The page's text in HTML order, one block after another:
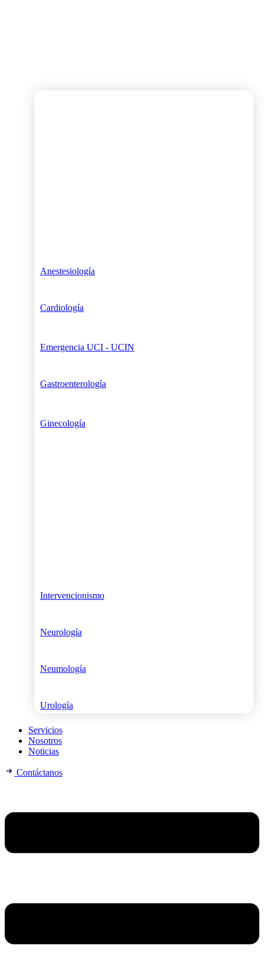
Anestesiología
Cardiología
Emergencia UCI - UCIN
Gastroenterología
Ginecología
Intervencionismo
Neurología
Neumología
Urología
Servicios
Nosotros
Noticias
Contáctanos